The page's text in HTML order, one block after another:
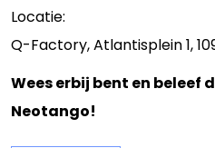
Locatie:
Q-Factory, Atlantisplein 1,
Wees erbij bent en beleef
Neotango!